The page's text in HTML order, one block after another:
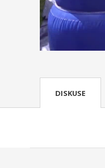
DISKUSE